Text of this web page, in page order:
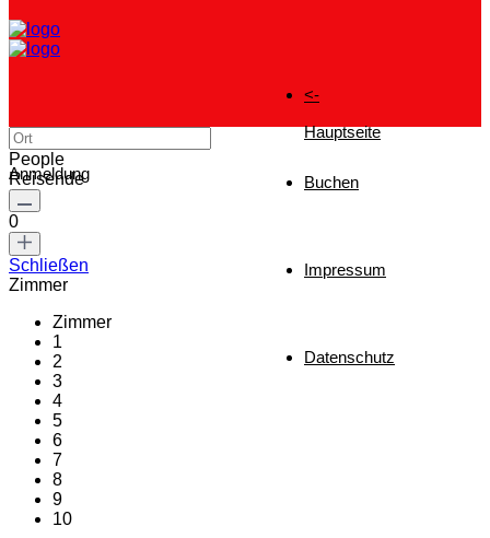
<-
Hauptseite
Buchen
Impressum
Datenschutz
Anmeldung
People
Reisende
0
Schließen
Zimmer
Zimmer
1
2
3
4
5
6
7
8
9
10